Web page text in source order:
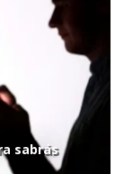
sabrás